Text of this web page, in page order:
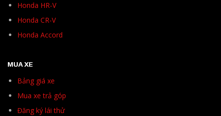
Honda HR-V
Honda CR-V
Honda Accord
MUA XE
Bảng giá xe
Mua xe trả góp
Đăng ký lái thử